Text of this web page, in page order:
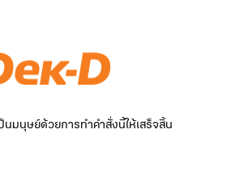
มนุษย์ด้วยการทำคำสั่งนี้ให้เสร็จสิ้น